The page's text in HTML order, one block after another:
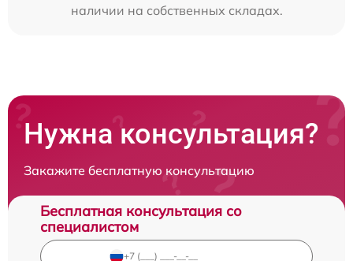
наличии на собственных складах.
Нужна консультация?
Закажите бесплатную консультацию
Бесплатная консультация со
специалистом